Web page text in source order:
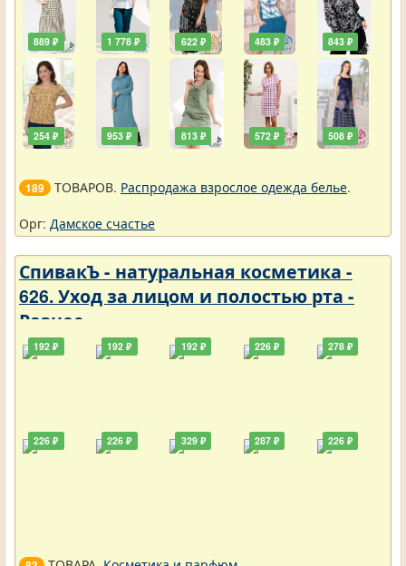
889 ₽
254 ₽
1 778 ₽
953 ₽
622 ₽
813 ₽
483 ₽
572 ₽
843 ₽
508 ₽
189 ТОВАРОВ. Распродажа взрослое одежда белье.
Орг: Дамское счастье
СпивакЪ - натуральная косметика -
626. Уход за лицом и полостью рта -
Разное
192 ₽
226 ₽
192 ₽
226 ₽
192 ₽
329 ₽
226 ₽
287 ₽
278 ₽
226 ₽